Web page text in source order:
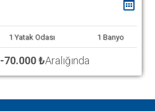
1 Yatak Odası 1 Banyo
-70.000 ₺Aralığında